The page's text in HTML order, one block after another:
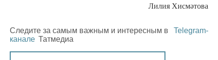
Лилия Хисмәтова
Следите за самым важным и интересным в
Telegram-
канале Татмедиа